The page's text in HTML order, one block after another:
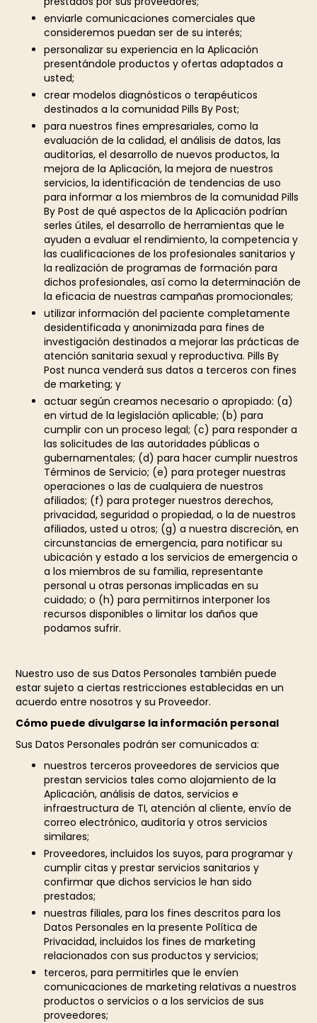
enviarle comunicaciones comerciales que
consideremos puedan ser de su interés;
personalizar su experiencia en la Aplicación
presentándole productos y ofertas adaptados a
usted;
crear modelos diagnósticos o terapéuticos
destinados a la comunidad Pills By Post;
para nuestros fines empresariales, como la
evaluación de la calidad, el análisis de datos, las
auditorías, el desarrollo de nuevos productos, la
mejora de la Aplicación, la mejora de nuestros
servicios, la identificación de tendencias de uso
para informar a los miembros de la comunidad Pills
By Post de qué aspectos de la Aplicación podrían
serles útiles, el desarrollo de herramientas que le
ayuden a evaluar el rendimiento, la competencia y
las cualificaciones de los profesionales sanitarios y
la realización de programas de formación para
dichos profesionales, así como la determinación de
la eficacia de nuestras campañas promocionales;
utilizar información del paciente completamente
desidentificada y anonimizada para fines de
investigación destinados a mejorar las prácticas de
atención sanitaria sexual y reproductiva. Pills By
Post nunca venderá sus datos a terceros con fines
de marketing; y
actuar según creamos necesario o apropiado: (a)
en virtud de la legislación aplicable; (b) para
cumplir con un proceso legal; (c) para responder a
las solicitudes de las autoridades públicas o
gubernamentales; (d) para hacer cumplir nuestros
Términos de Servicio; (e) para proteger nuestras
operaciones o las de cualquiera de nuestros
afiliados; (f) para proteger nuestros derechos,
privacidad, seguridad o propiedad, o la de nuestros
afiliados, usted u otros; (g) a nuestra discreción, en
circunstancias de emergencia, para notificar su
ubicación y estado a los servicios de emergencia o
a los miembros de su familia, representante
personal u otras personas implicadas en su
cuidado; o (h) para permitirnos interponer los
recursos disponibles o limitar los daños que
podamos sufrir.
Nuestro uso de sus Datos Personales también puede
estar sujeto a ciertas restricciones establecidas en un
acuerdo entre nosotros y su Proveedor.
Cómo puede divulgarse la información personal
Sus Datos Personales podrán ser comunicados a:
nuestros terceros proveedores de servicios que
prestan servicios tales como alojamiento de la
Aplicación, análisis de datos, servicios e
infraestructura de TI, atención al cliente, envío de
correo electrónico, auditoría y otros servicios
similares;
Proveedores, incluidos los suyos, para programar y
cumplir citas y prestar servicios sanitarios y
confirmar que dichos servicios le han sido
prestados;
nuestras filiales, para los fines descritos para los
Datos Personales en la presente Política de
Privacidad, incluidos los fines de marketing
relacionados con sus productos y servicios;
terceros, para permitirles que le envíen
comunicaciones de marketing relativas a nuestros
productos o servicios o a los servicios de sus
proveedores;